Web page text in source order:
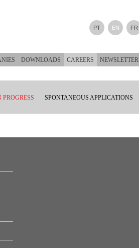
PT EN FR
DOWNLOADS CAREERS NEWSLETTER
SPONTANEOUS APPLICATIONS